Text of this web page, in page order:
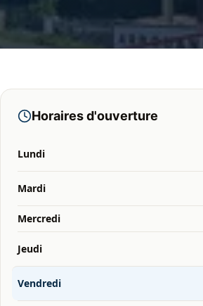
Horaires d'ouverture
Lundi
Mardi
Mercredi
Jeudi
Vendredi